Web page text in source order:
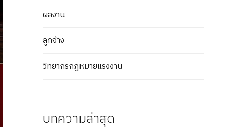
ผลงาน
ลูกจ้าง
วิทยากรกฎหมายแรงงาน
บทความล่าสุด